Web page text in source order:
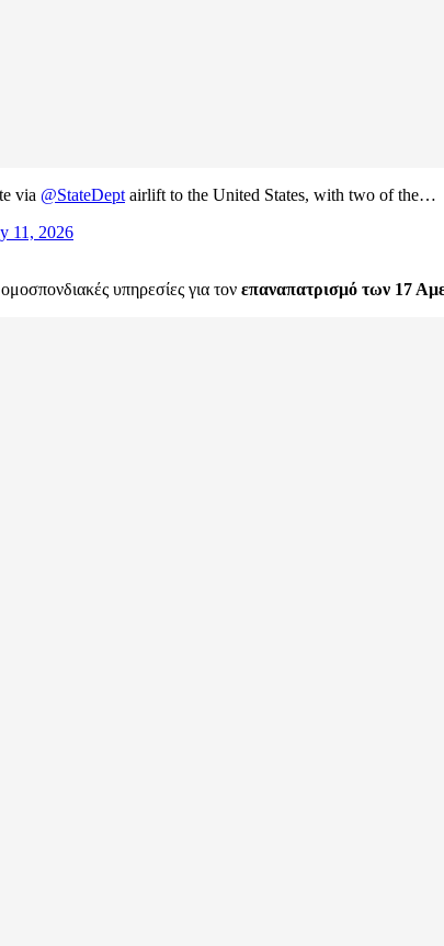
via @StateDept airlift to the United States, with two of the…
11, 2026
υπηρεσίες για τον επαναπατρισμό των 17